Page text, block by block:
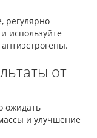
регулярно
используйте
от
ожидать
и улучшение